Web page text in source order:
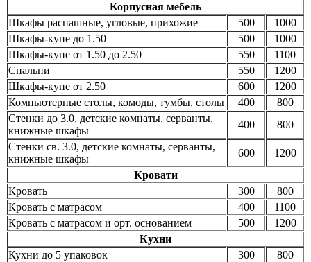
Корпусная мебель
Шкафы распашные, угловые, прихожие
500
1000
Шкафы-купе до 1.50
500
1000
Шкафы-купе от 1.50 до 2.50
550
1100
Спальни
550
1200
Шкафы-купе от 2.50
600
1200
Компьютерные столы, комоды, тумбы, столы
400
800
Стенки до 3.0, детские комнаты, серванты,
книжные шкафы
400
800
Стенки св. 3.0, детские комнаты, серванты,
книжные шкафы
600
1200
Кровати
Кровать
300
800
Кровать с матрасом
400
1100
Кровать с матрасом и орт. основанием
500
1200
Кухни
Кухни до 5 упаковок
300
800